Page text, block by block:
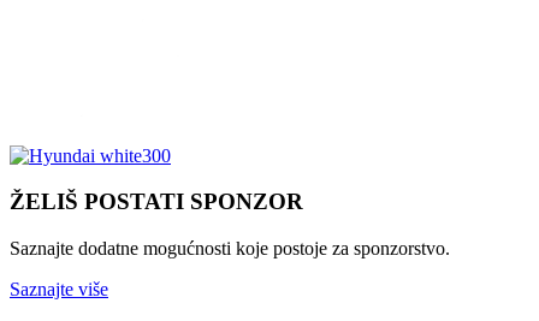
ŽELIŠ POSTATI SPONZOR
Saznajte dodatne mogućnosti koje postoje za sponzorstvo.
Saznajte više